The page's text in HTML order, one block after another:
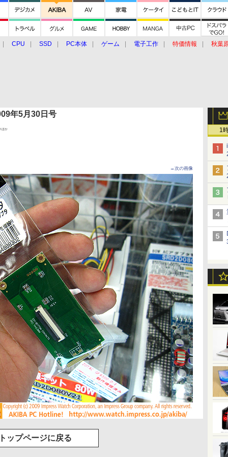
CPU SSD PC本体 ゲーム 電子工作 特価情報
秋葉
1
年5月30日号
ほか
→次の画像
ップページに戻る